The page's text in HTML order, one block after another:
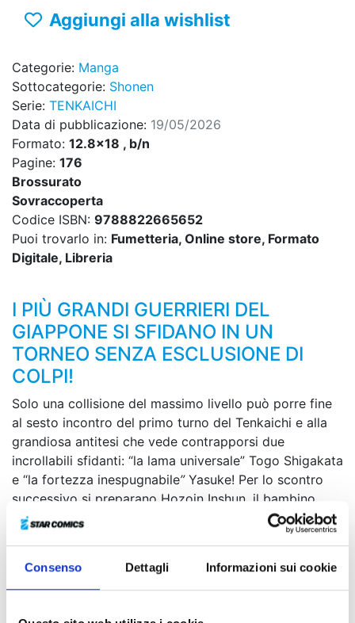
Consenso Dettagli Informazioni sui cookie
Aggiungi alla wishlist
Categorie: Manga
Sottocategorie: Shonen
Serie: TENKAICHI
Data di pubblicazione: 19/05/2026
Formato: 12.8x18 , b/n
Pagine: 176
Brossurato
Sovraccoperta
Codice ISBN: 9788822665652
Puoi trovarlo in: Fumetteria, Online store, Formato
Digitale, Libreria
I PIÙ GRANDI GUERRIERI DEL
GIAPPONE SI SFIDANO IN UN
TORNEO SENZA ESCLUSIONE DI
COLPI!
Solo una collisione del massimo livello può porre fine
al sesto incontro del primo turno del Tenkaichi e alla
grandiosa antitesi che vede contrapporsi due
incrollabili sfidanti: “la lama universale” Togo Shigakata
e “la fortezza inespugnabile” Yasuke! Per lo scontro
successivo si preparano Hozoin Inshun, il bambino
prodigio che a soli undici anni può vantarsi di portare
il nome della più forte scuola di guerrieri specializzati
come esito di un’instancabile ricerca della “verità”, può
permettersi di combattere tenendo le spade nel